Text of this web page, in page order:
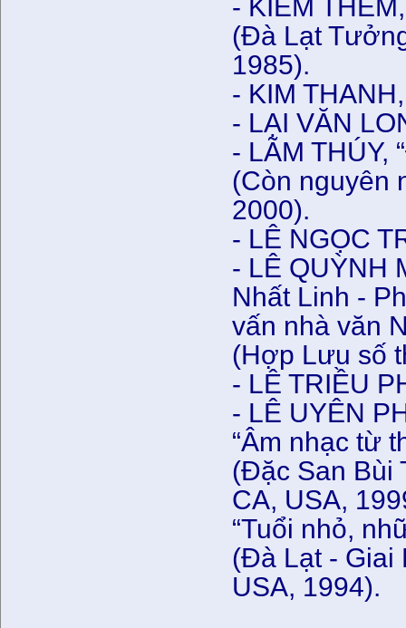
- KIÊM
(Đà Lạt
1985).
- KIM
- LẠI VĂN
- LÃM THÚY,
(Còn nguyên
2000).
- LÊ NGỌC
- LÊ QUỲNH
Nhất Linh -
vấn nhà văn
(Hợp Lưu số
- LÊ TRIỀU
- LÊ UYÊN
“Âm nhạc từ
(Đặc San Bùi
CA, USA,
“Tuổi nhỏ,
(Đà Lạt - Giai
USA, 1994).